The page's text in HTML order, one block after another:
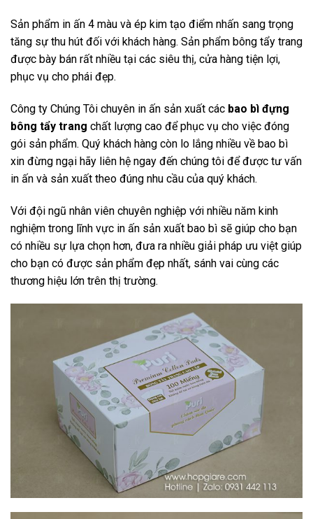
Sản phẩm in ấn 4 màu và ép kim tạo điểm nhấn sang trọng
tăng sự thu hút đối với khách hàng. Sản phẩm bông tẩy trang
được bày bán rất nhiều tại các siêu thị, cửa hàng tiện lợi,
phục vụ cho phái đẹp.
Công ty Chúng Tôi chuyên in ấn sản xuất các bao bì đựng
bông tẩy trang chất lượng cao để phục vụ cho việc đóng
gói sản phẩm. Quý khách hàng còn lo lắng nhiều về bao bì
xin đừng ngại hãy liên hệ ngay đến chúng tôi để được tư vấn
in ấn và sản xuất theo đúng nhu cầu của quý khách.
Với đội ngũ nhân viên chuyên nghiệp với nhiều năm kinh
nghiệm trong lĩnh vực in ấn sản xuất bao bì sẽ giúp cho bạn
có nhiều sự lựa chọn hơn, đưa ra nhiều giải pháp ưu việt giúp
cho bạn có được sản phẩm đẹp nhất, sánh vai cùng các
thương hiệu lớn trên thị trường.